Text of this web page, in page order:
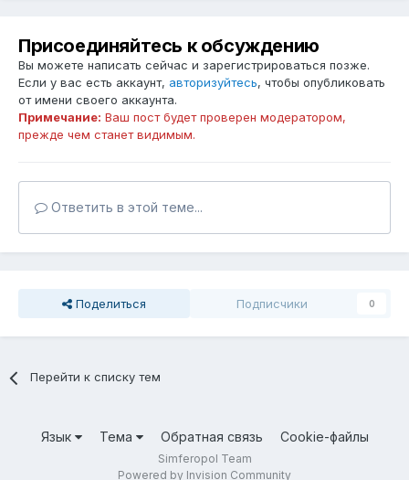
Присоединяйтесь к обсуждению
Вы можете написать сейчас и зарегистрироваться позже.
Если у вас есть аккаунт, авторизуйтесь, чтобы опубликовать
от имени своего аккаунта.
Примечание: Ваш пост будет проверен модератором,
прежде чем станет видимым.
Ответить в этой теме...
Поделиться Подписчики 0
Перейти к списку тем
Язык Тема Обратная связь Cookie-файлы
Simferopol Team
Powered by Invision Community